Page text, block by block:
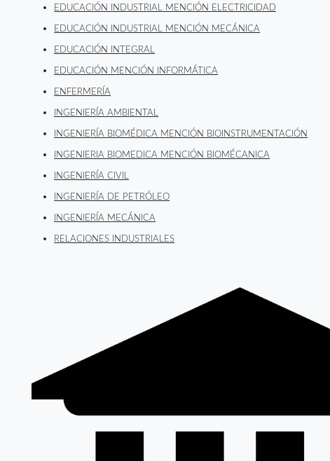
EDUCACIÓN INDUSTRIAL MENCIÓN ELECTRICIDAD
EDUCACIÓN INDUSTRIAL MENCIÓN MECÁNICA
EDUCACIÓN INTEGRAL
EDUCACIÓN MENCIÓN INFORMÁTICA
ENFERMERÍA
INGENIERÍA AMBIENTAL
INGENIERÍA BIOMÉDICA MENCIÓN BIOINSTRUMENTACIÓN
INGENIERIA BIOMEDICA MENCIÓN BIOMÉCANICA
INGENIERÍA CIVIL
INGENIERÍA DE PETRÓLEO
INGENIERÍA MECÁNICA
RELACIONES INDUSTRIALES